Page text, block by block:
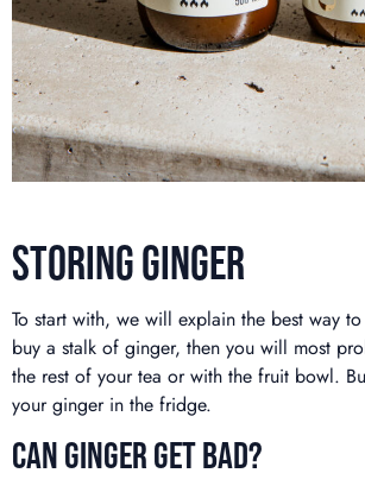
STORING GINGER
To start with, we will explain the best way
buy a stalk of ginger, then you will most
the rest of your tea or with the fruit bowl.
your ginger in the fridge.
CAN GINGER GET BAD?